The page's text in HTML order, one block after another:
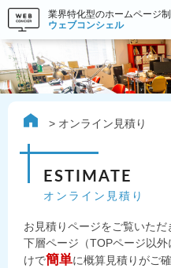
業界特化型のホームページ
ウェブコンシェル
オンライン見積り
ESTIMATE
オンライン見積り
お見積りページをご覧いただ
下層ページ（TOPページ以
けで簡単に概算見積りがご